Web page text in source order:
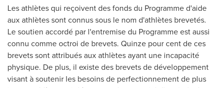
Les athlètes qui reçoivent des fonds du Programme d'aide
aux athlètes sont connus sous le nom d'athlètes brevetés.
Le soutien accordé par l'entremise du Programme est aussi
connu comme octroi de brevets. Quinze pour cent de ces
brevets sont attribués aux athlètes ayant une incapacité
physique. De plus, il existe des brevets de développement
visant à soutenir les besoins de perfectionnement de plus